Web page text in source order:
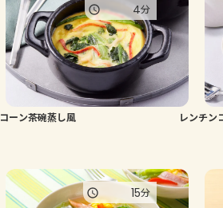
ーン茶碗蒸し風
4分
レンチン
15分